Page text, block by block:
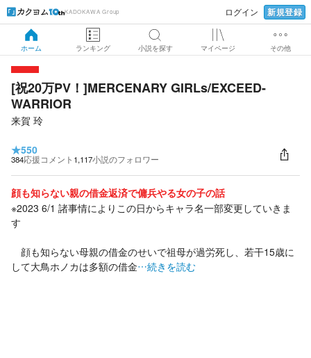
KADOKAWA Group ログイン 新規登録
ホーム ランキング 小説を探す マイページ その他
[祝20万PV！]MERCENARY GIRLs/EXCEED-
WARRIOR
来賀 玲
★550
384応援コメント 1,117小説のフォロワー
顔も知らない親の借金返済で傭兵やる女の子の話
※2023 6/1 諸事情によりこの日からキャラ名一部変更していきま
す
顔も知らない母親の借金のせいで祖母が過労死し、若干15歳に
して大鳥ホノカは多額の借金…続きを読む